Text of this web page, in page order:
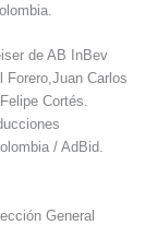
de AB InBev
Carlos
Cortés.
/ AdBid.
General